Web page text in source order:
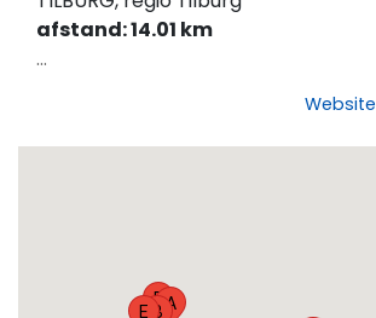
afstand: 14.01 km
...
Website
A
B
D
E